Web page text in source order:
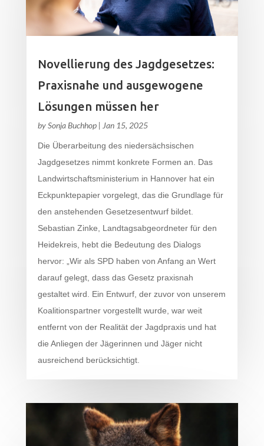
Novellierung des Jagdgesetzes:
Praxisnahe und ausgewogene
Lösungen müssen her
bySonja Buchhop| Jan 15, 2025
Die Überarbeitung des niedersächsischen
Jagdgesetzes nimmt konkrete Formen an. Das
Landwirtschaftsministerium in Hannover hat ein
Eckpunktepapier vorgelegt, das die Grundlage für
den anstehenden Gesetzesentwurf bildet.
Sebastian Zinke, Landtagsabgeordneter für den
Heidekreis, hebt die Bedeutung des Dialogs
hervor: „Wir als SPD haben von Anfang an Wert
darauf gelegt, dass das Gesetz praxisnah
gestaltet wird. Ein Entwurf, der zuvor von unserem
Koalitionspartner vorgestellt wurde, war weit
entfernt von der Realität der Jagdpraxis und hat
die Anliegen der Jägerinnen und Jäger nicht
ausreichend berücksichtigt.